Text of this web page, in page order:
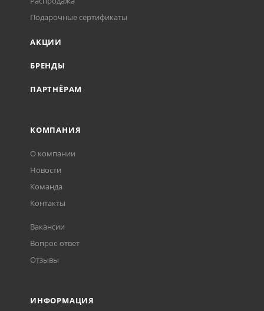
Подарочные сертификаты
АКЦИИ
БРЕНДЫ
ПАРТНЁРАМ
КОМПАНИЯ
О компании
Новости
Команда
Контакты
Вакансии
Вопрос-ответ
Отзывы
ИНФОРМАЦИЯ